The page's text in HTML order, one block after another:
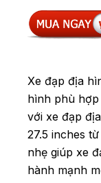
Xe đạp địa
hình phù
với xe đạp
27.5 inches
nhẹ giúp xe
hành mạnh